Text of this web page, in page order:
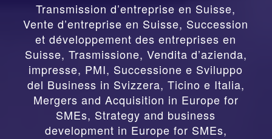
Transmission d’entreprise en Suisse,
Vente d’entreprise en Suisse, Succession
et développement des entreprises en
Suisse, Trasmissione, Vendita d’azienda,
impresse, PMI, Successione e Sviluppo
del Business in Svizzera, Ticino e Italia,
Mergers and Acquisition in Europe for
SMEs, Strategy and business
development in Europe for SMEs,